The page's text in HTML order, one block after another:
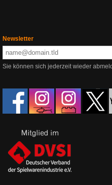
Newsletter
Sie können sich jederzeit wieder